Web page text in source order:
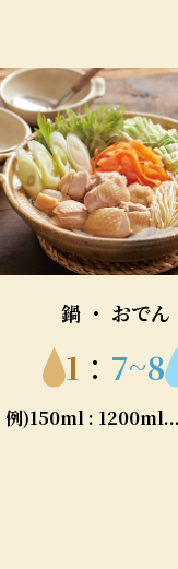
鍋 ・ おでん
1 ： 7~8
例)150ml :